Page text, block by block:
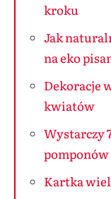
kroku
Jak
na eko
Dekoracje
kwiatów
Wystarczy
Kartka